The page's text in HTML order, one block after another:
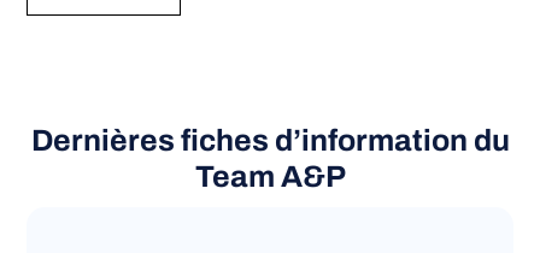
Dernières fiches d’information du
Team A&P